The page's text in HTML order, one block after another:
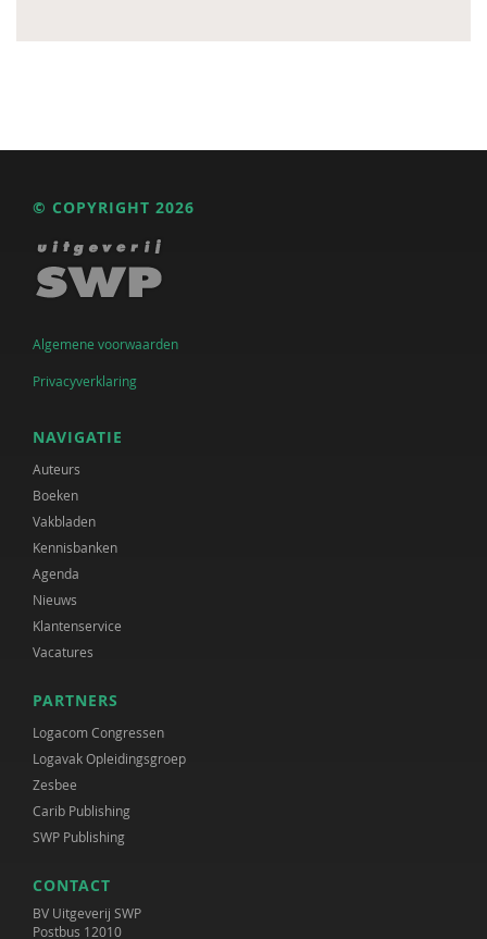
© COPYRIGHT 2026
Algemene voorwaarden
Privacyverklaring
NAVIGATIE
Auteurs
Boeken
Vakbladen
Kennisbanken
Agenda
Nieuws
Klantenservice
Vacatures
PARTNERS
Logacom Congressen
Logavak Opleidingsgroep
Zesbee
Carib Publishing
SWP Publishing
CONTACT
BV Uitgeverij SWP
Postbus 12010